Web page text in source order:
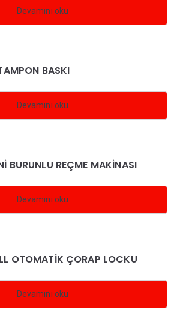
Devamını oku
BASKI
Devamını oku
BURUNLU REÇME MAKİNASI
Devamını oku
OTOMATİK ÇORAP LOCKU
Devamını oku